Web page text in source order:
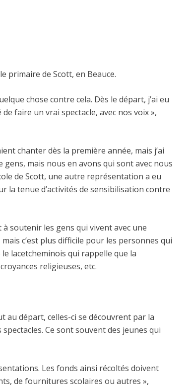
primaire de Scott, en Beauce.
chose contre cela. Dès le départ, j’ai eu
faire un vrai spectacle, avec nos voix »,
chanter dès la première année, mais j’ai
gens, mais nous en avons qui sont avec nous
de Scott, une autre représentation a eu
la tenue d’activités de sensibilisation contre
soutenir les gens qui vivent avec une
c’est plus difficile pour les personnes qui
lacetcheminois qui rappelle que la
religieuses, etc.
au départ, celles-ci se découvrent par la
Ce sont souvent des jeunes qui
Les fonds ainsi récoltés doivent
de fournitures scolaires ou autres »,